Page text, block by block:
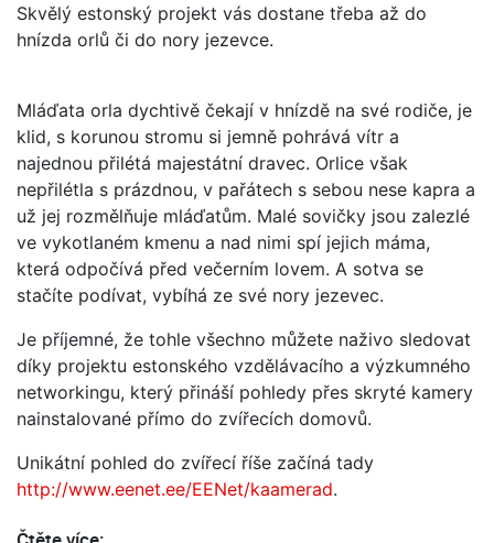
Skvělý estonský projekt vás dostane třeba až do
hnízda orlů či do nory jezevce.
Mláďata orla dychtivě čekají v hnízdě na své rodiče, je
klid, s korunou stromu si jemně pohrává vítr a
najednou přilétá majestátní dravec. Orlice však
nepřilétla s prázdnou, v pařátech s sebou nese kapra a
už jej rozmělňuje mláďatům. Malé sovičky jsou zalezlé
ve vykotlaném kmenu a nad nimi spí jejich máma,
která odpočívá před večerním lovem. A sotva se
stačíte podívat, vybíhá ze své nory jezevec.
Je příjemné, že tohle všechno můžete naživo sledovat
díky projektu estonského vzdělávacího a výzkumného
networkingu, který přináší pohledy přes skryté kamery
nainstalované přímo do zvířecích domovů.
Unikátní pohled do zvířecí říše začíná tady
http://www.eenet.ee/EENet/kaamerad.